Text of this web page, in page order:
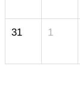
31 1